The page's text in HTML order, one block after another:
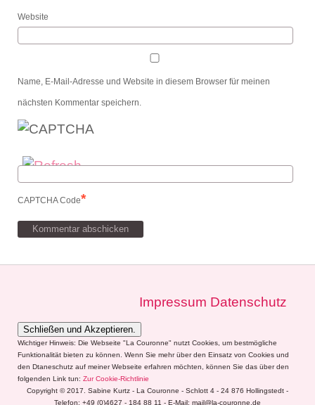
Website
Name, E-Mail-Adresse und Website in diesem Browser für meinen
nächsten Kommentar speichern.
CAPTCHA Code*
Impressum Datenschutz
Wichtiger Hinweis: Die Webseite "La Couronne" nutzt Cookies, um bestmögliche
Funktionalität bieten zu können. Wenn Sie mehr über den Einsatz von Cookies und
den Dtaneschutz auf meiner Webseite erfahren möchten, können Sie das über den
folgenden Link tun: Zur Cookie-Richtlinie
Copyright © 2017. Sabine Kurtz - La Couronne - Schlott 4 - 24 876 Hollingstedt -
Telefon: +49 (0)4627 - 184 88 11 - E-Mail: mail@la-couronne.de